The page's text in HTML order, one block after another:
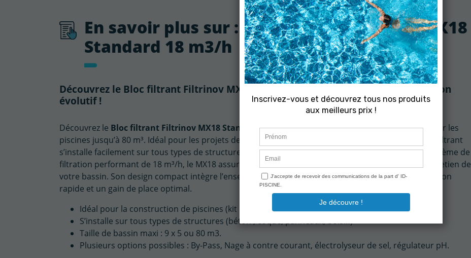
En savoir plus sur : Bloc filtrant Filtrinov MX18
Standard 18 m3/h
Découvrez le Bloc filtrant Filtrinov MX18 Standard 18 m3/h, le groupe de filtration
évolutif !
Découvrez le Bloc filtrant Filtrinov MX18 Standard 18 m³/h, compact et évolutif, il a été conçu pour les
piscines jusqu’à 80 m³. Idéal pour les projets de construction neuve comme de rénovation, ce bloc filtrant
s’installe facilement sur tous types de structures : béton, coque, panneaux ou bois. Grâce à son système de
filtration performant de 18 m³/h, le MX18 assure une eau propre et limpide tout en simplifiant l’entretien de
votre bassin. Son design compact intègre l’ensemble des équipements essentiels pour une installation
rapide et un gain de place optimal.
Idéal pour la construction de piscines (kit ou prêt au bain) et la rénovation.
S’installe sur tous types de structures (béton , coque, panneaux, bois…)
Taille de bassin maxi : 9 x 5 ou 80 m3.
Plusieurs options possibles : By-Pass, Nage à contre courant, électrolyseur de sel, régulateur pH.